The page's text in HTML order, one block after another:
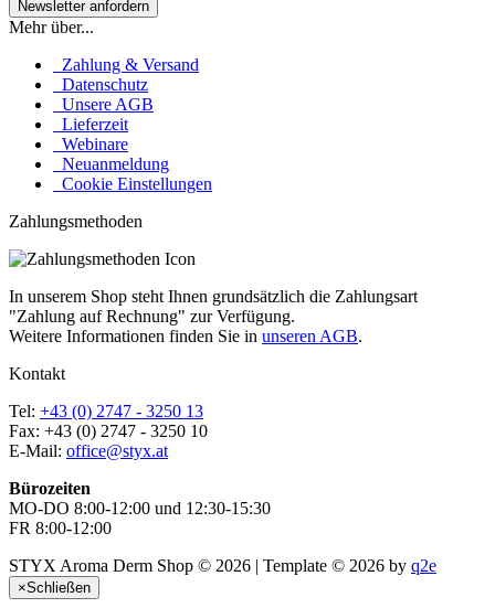
Mehr über...
Zahlung & Versand
Datenschutz
Unsere AGB
Lieferzeit
Webinare
Neuanmeldung
Cookie Einstellungen
Zahlungsmethoden
In unserem Shop steht Ihnen grundsätzlich die Zahlungsart
"Zahlung auf Rechnung" zur Verfügung.
Weitere Informationen finden Sie in unseren AGB.
Kontakt
Tel: +43 (0) 2747 - 3250 13
Fax: +43 (0) 2747 - 3250 10
E-Mail: office@styx.at
Bürozeiten
MO-DO 8:00-12:00 und 12:30-15:30
FR 8:00-12:00
STYX Aroma Derm Shop © 2026 | Template © 2026 by q2e
×Schließen